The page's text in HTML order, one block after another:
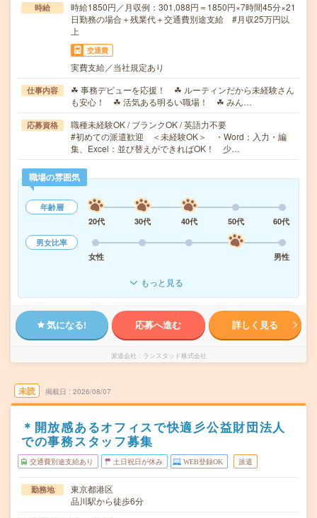
時給
時給1850円／月収例：301,088円＝1850円×7時間45分×21
日勤務の場合＋残業代＋交通費別途支給 #月収25万円以
上
交通費
実費支給／当社規定あり
仕事内容
☘ 事務デビューを応援！ ☘ ルーティンだから未経験さん
も安心！ ☘ 活気ある明るい職場！ ☘ みん…
応募資格
職種未経験OK / ブランクOK / 英語力不要
#初めての派遣歓迎 ＜未経験OK＞ ・Word：入力・編
集、Excel：並び替えができればOK！ 少…
職場の雰囲気
年齢層
20代
30代 40代 50代
60代
男女比率
女性
男性
もっと見る
気になる! 応募へ進む 詳しく見る
派遣会社 ランスタッド株式会社
未読 掲載日 2026/08/07
＊開放感あるオフィスで快適彡公益財団法人
での事務スタッフ募集
交通費別途支給あり 土日祝日が休み WEB登録OK 派遣
勤務地
東京都港区
品川駅から徒歩6分